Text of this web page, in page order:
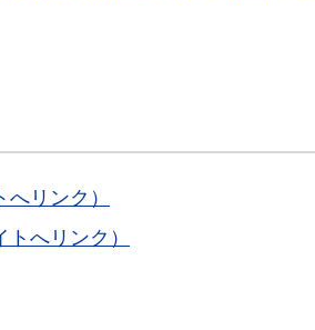
リンク）
へリンク）